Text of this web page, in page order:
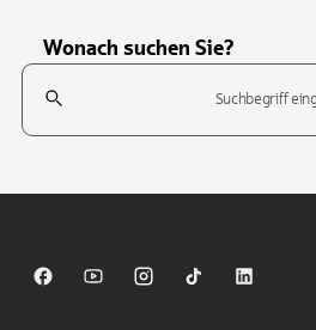
Wonach suchen Sie?
Suchfeld
Sparkasse auf Facebook
Sparkasse auf Youtube
Sparkasse auf Instagram
Sparkasse auf